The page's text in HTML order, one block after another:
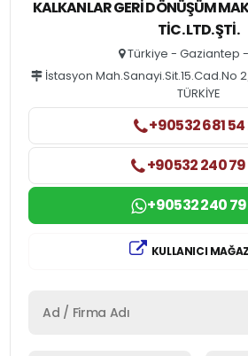
KALKANLAR GERI DÖNÜŞÜM
TIC. LTD. ŞTI.
Türkiye - Gaziantep
İstasyon Mah.Sanayi.Sit.15.Cad.No
TÜRKİYE
+90532 681 54
+90532 240 79
+90532 240
KULLANICI